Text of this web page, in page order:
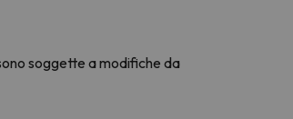
soggette a modifiche da